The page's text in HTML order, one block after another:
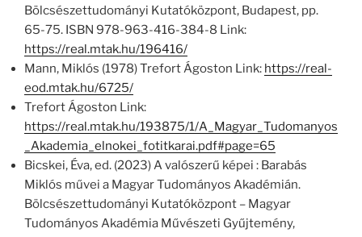
Bölcsészettudományi Kutatóközpont, Budapest, pp.
65-75. ISBN 978-963-416-384-8 Link:
https://real.mtak.hu/196416/
Mann, Miklós (1978) Trefort Ágoston Link: https://real-
eod.mtak.hu/6725/
Trefort Ágoston Link:
https://real.mtak.hu/193875/1/A_Magyar_Tudomanyos
_Akademia_elnokei_fotitkarai.pdf#page=65
Bicskei, Éva, ed. (2023) A valószerű képei : Barabás
Miklós művei a Magyar Tudományos Akadémián.
Bölcsészettudományi Kutatóközpont – Magyar
Tudományos Akadémia Művészeti Gyűjtemény,